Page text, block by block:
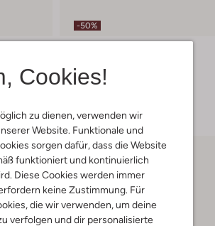
Cookies!
zu dienen, verwenden wir
Website. Funktionale und
sorgen dafür, dass die Website
funktioniert und kontinuierlich
Diese Cookies werden immer
keine Zustimmung. Für
die wir verwenden, um deine
verfolgen und dir personalisierte
-50%
€ 349,99